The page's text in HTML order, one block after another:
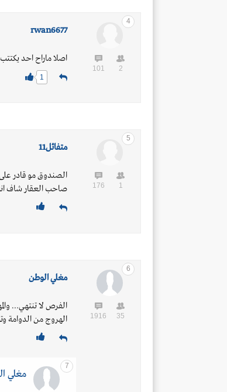
4
2
101
rwan6677
اصلا ماراح احد يكتتب ب ١٠ ريال وسعر
1
5
1
176
متفائل11
الصندوق مو قادر
صاحب العقار شاف انه ١١ شهر مافيه
6
35
1916
مغلي الوطن
الفرص لا تنتهي…
الهروج من الدوامة
7
مغلي